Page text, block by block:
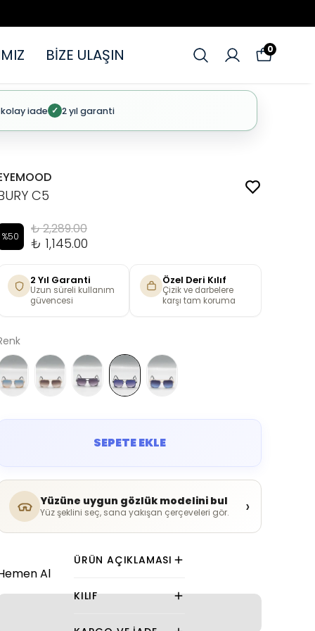
BİZE ULAŞIN 0
kolay iade ✓ 2 yıl garanti
C5
%50 ₺ 2,289.00
₺ 1,145.00
2 Yıl Garanti
Uzun süreli kullanım
güvencesi
Özel Deri Kılıf
Çizik ve darbelere
karşı tam koruma
SEPETE EKLE
Yüzüne uygun gözlük modelini bul
Yüz şeklini seç, sana yakışan çerçeveleri gör. ›
Al
ÜRÜN AÇIKLAMASI
KILIF